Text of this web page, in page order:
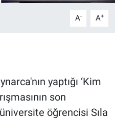
A- A+
yaptığı ‘Kim
son
öğrencisi Sıla